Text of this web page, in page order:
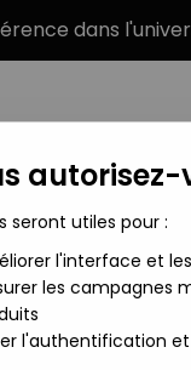
dans
MARQUES
des Anneaux -
autorisez-
seront utiles pour :
l'interface et
les campagnes
l'authentification